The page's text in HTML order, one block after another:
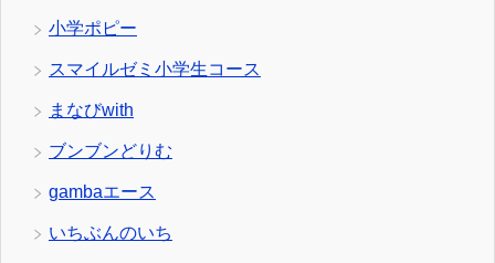
小学ポピー
スマイルゼミ小学生コース
まなびwith
ブンブンどりむ
gambaエース
いちぶんのいち